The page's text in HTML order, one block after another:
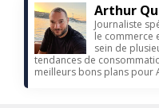
Arthur
Journaliste
le commerce
sein de
tendances de
meilleurs bons plans pour